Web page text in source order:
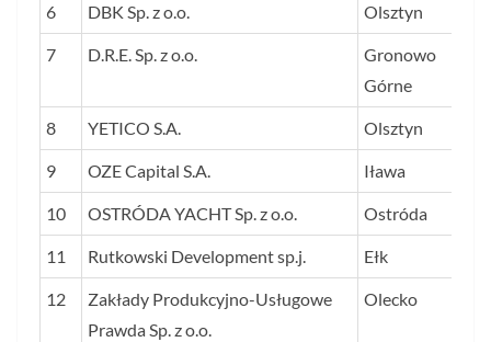
6 DBK Sp. z o.o. Olsztyn
7 D.R.E. Sp. z o.o.
Gronowo
Górne
8 YETICO S.A. Olsztyn
9 OZE Capital S.A. Iława
10 OSTRÓDA YACHT Sp. z o.o. Ostróda
11 Rutkowski Development sp.j. Ełk
12
Zakłady Produkcyjno-Usługowe
Prawda Sp. z o.o.
Olecko